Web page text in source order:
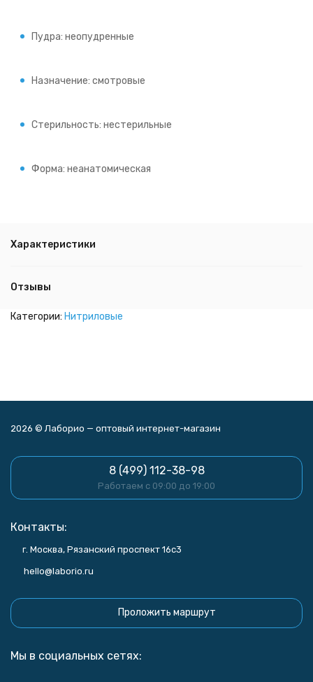
Пудра: неопудренные
Назначение: смотровые
Стерильность: нестерильные
Форма: неанатомическая
Характеристики
Отзывы
Категории: Нитриловые
2026 © Лаборио — оптовый интернет-магазин
8 (499) 112-38-98
Работаем с 09:00 до 19:00
Контакты:
г. Москва, Рязанский проспект 16с3
hello@laborio.ru
Проложить маршрут
Мы в социальных сетях: